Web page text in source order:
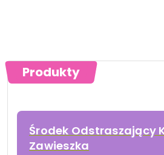
Produkty
Środek Odstraszający
Zawieszka